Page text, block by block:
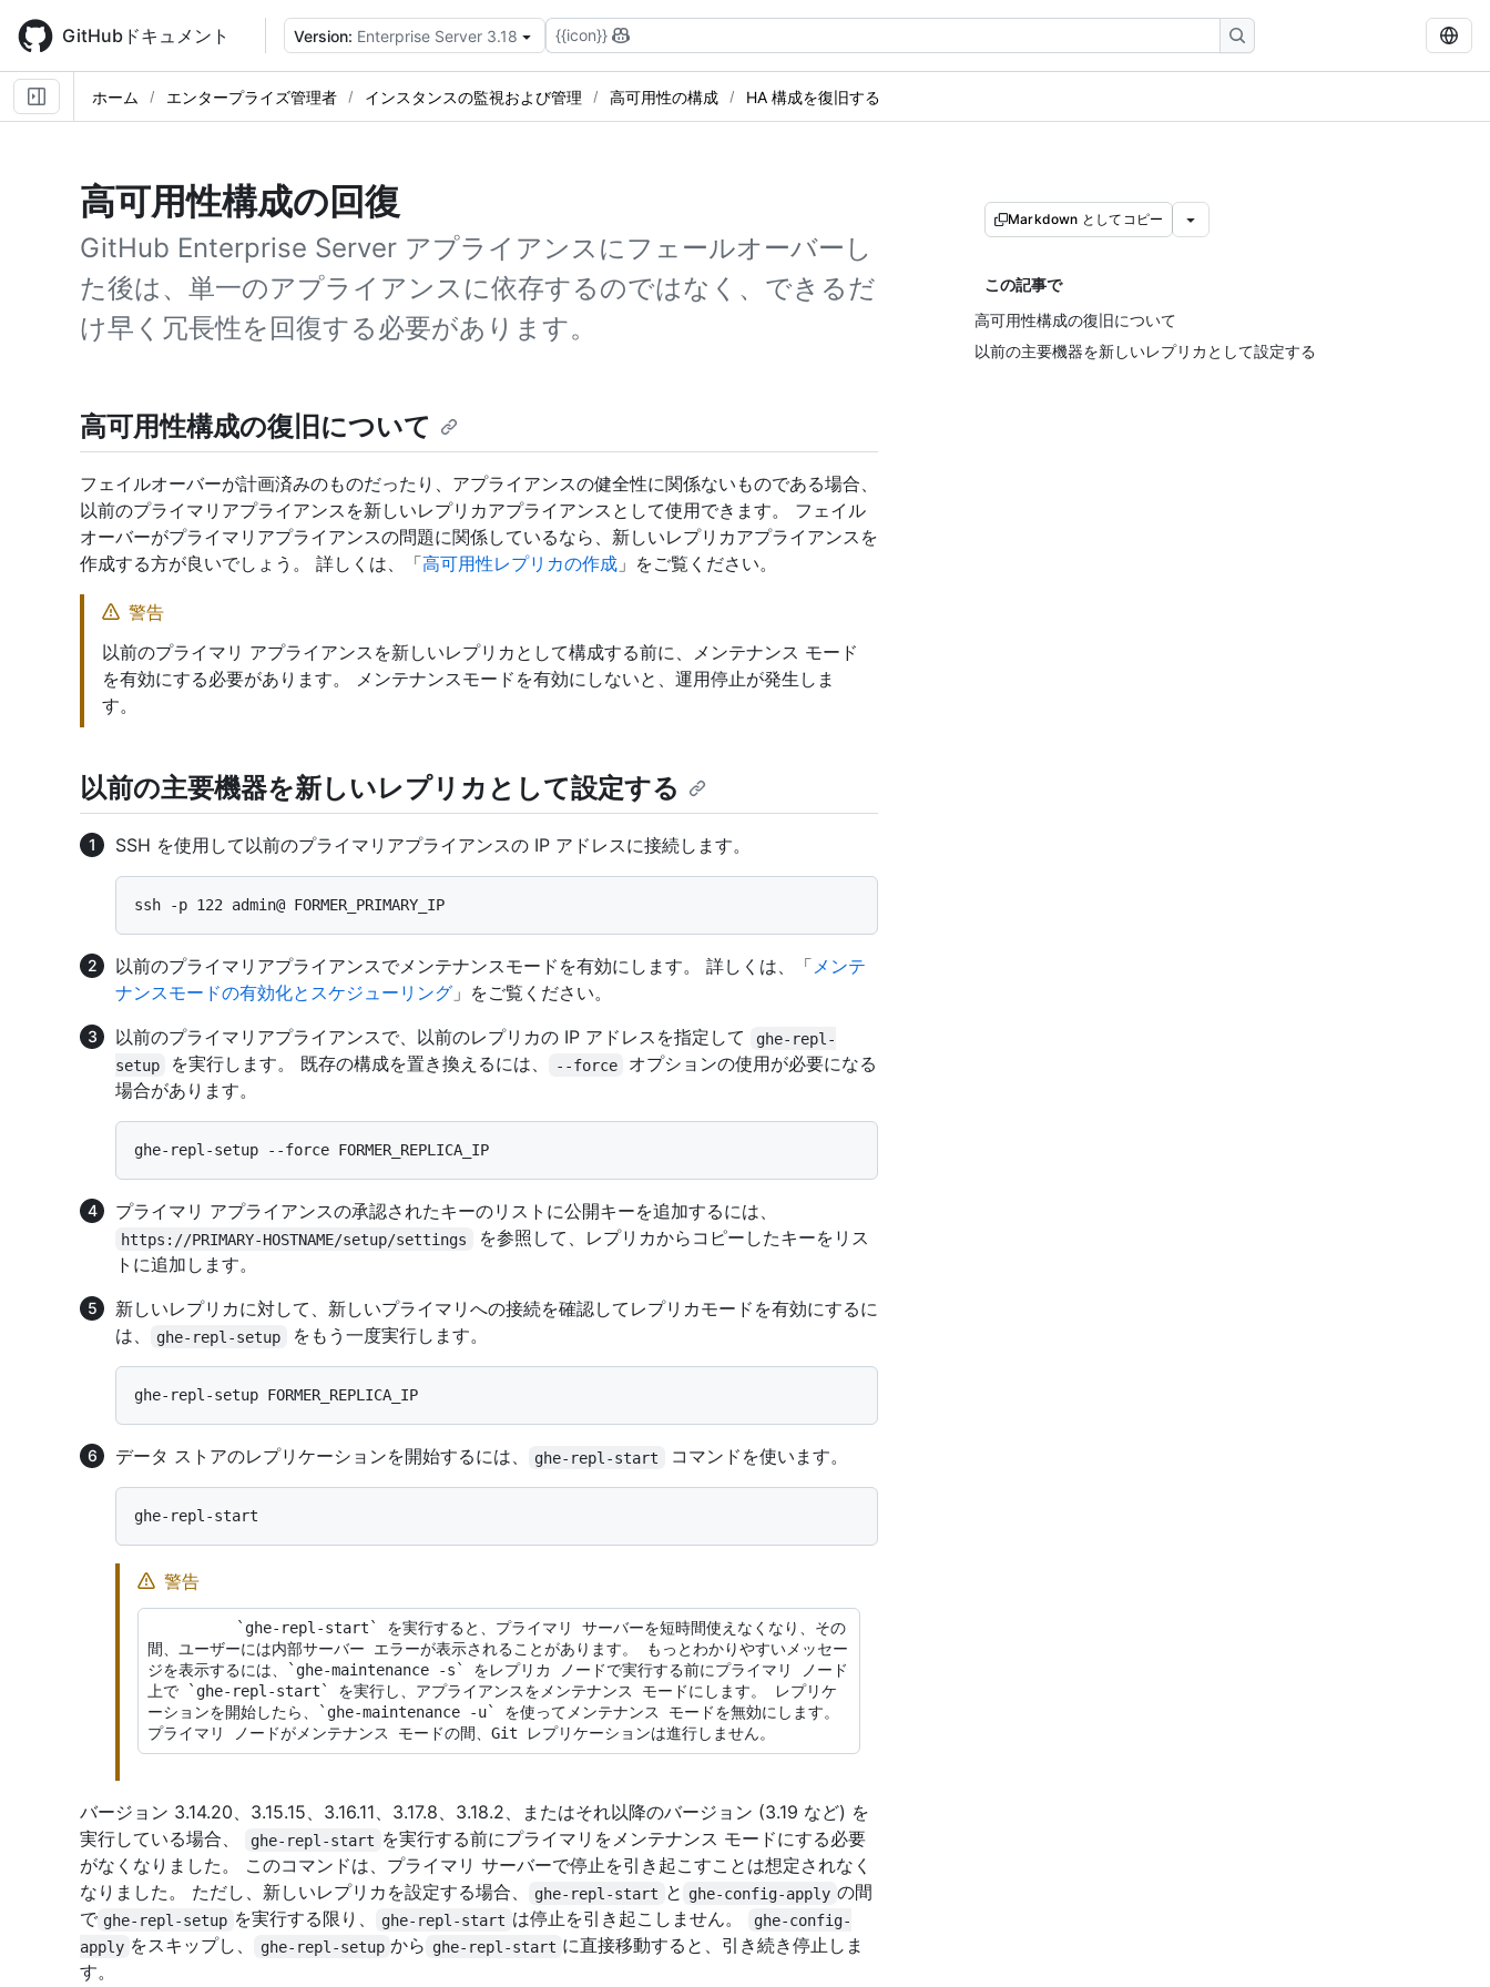
main
content
GitHubドキュメント Version: Enterprise Server 3.18 {{icon}}
ホーム エンタープライズ管理者 インスタンスの監視および管理 高可用性の構成 HA 構成を復旧する
高可用性構成の回復
GitHub Enterprise Server アプライアンスにフェールオーバーし
た後は、単一のアプライアンスに依存するのではなく、できるだ
け早く冗長性を回復する必要があります。
Markdown としてコピー
この記事で
高可用性構成の復旧について
以前の主要機器を新しいレプリカとして設定する
高可用性構成の復旧について
フェイルオーバーが計画済みのものだったり、アプライアンスの健全性に関係ないものである場合、
以前のプライマリアプライアンスを新しいレプリカアプライアンスとして使用できます。 フェイル
オーバーがプライマリアプライアンスの問題に関係しているなら、新しいレプリカアプライアンスを
作成する方が良いでしょう。 詳しくは、「高可用性レプリカの作成 」をご覧ください。
警告
以前のプライマリ アプライアンスを新しいレプリカとして構成する前に、メンテナンス モード
を有効にする必要があります。 メンテナンスモードを有効にしないと、運用停止が発生しま
す。
以前の主要機器を新しいレプリカとして設定する
SSH を使用して以前のプライマリアプライアンスの IP アドレスに接続します。
以前のプライマリアプライアンスでメンテナンスモードを有効にします。 詳しくは、「メンテ
ナンスモードの有効化とスケジューリング 」をご覧ください。
以前のプライマリアプライアンスで、以前のレプリカの IP アドレスを指定して
ghe-repl-
setup
を実行します。 既存の構成を置き換えるには、 --force
オプションの使用が必要になる
場合があります。
プライマリ アプライアンスの承認されたキーのリストに公開キーを追加するには、
https://PRIMARY-HOSTNAME/setup/settings
を参照して、レプリカからコピーしたキーをリス
トに追加します。
新しいレプリカに対して、新しいプライマリへの接続を確認してレプリカモードを有効にするに
は、
ghe-repl-setup をもう一度実行します。
データ ストアのレプリケーションを開始するには、 ghe-repl-start コマンドを使います。
警告
間、ユーザーには内部サーバー エラーが表示されることがあります。 もっとわかりやすいメッセー
ジを表示するには、`ghe-maintenance -s` をレプリカ ノードで実行する前にプライマリ ノード
上で `ghe-repl-start` を実行し、アプライアンスをメンテナンス モードにします。 レプリケ
ーションを開始したら、`ghe-maintenance -u` を使ってメンテナンス モードを無効にします。
バージョン 3.14.20、3.15.15、3.16.11、3.17.8、3.18.2、またはそれ以降のバージョン (3.19 など) を
実行している場合、
ghe-repl-start を実行する前にプライマリをメンテナンス モードにする必要
がなくなりました。 このコマンドは、プライマリ サーバーで停止を引き起こすことは想定されなく
なりました。 ただし、新しいレプリカを設定する場合、
ghe-repl-start と ghe-config-apply の間
で ghe-repl-setup を実行する限り、 ghe-repl-start は停止を引き起こしません。
ghe-config-
apply をスキップし、 ghe-repl-setup から ghe-repl-start に直接移動すると、引き続き停止しま
す。